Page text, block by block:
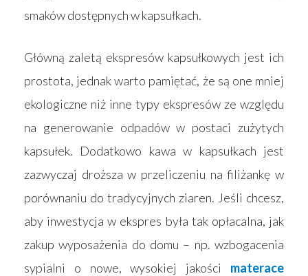
smaków dostępnych w kapsułkach.
Główną zaletą ekspresów kapsułkowych jest ich
prostota, jednak warto pamiętać, że są one mniej
ekologiczne niż inne typy ekspresów ze względu
na generowanie odpadów w postaci zużytych
kapsułek. Dodatkowo kawa w kapsułkach jest
zazwyczaj droższa w przeliczeniu na filiżankę w
porównaniu do tradycyjnych ziaren. Jeśli chcesz,
aby inwestycja w ekspres była tak opłacalna, jak
zakup wyposażenia do domu – np. wzbogacenia
sypialni o nowe, wysokiej jakości materace